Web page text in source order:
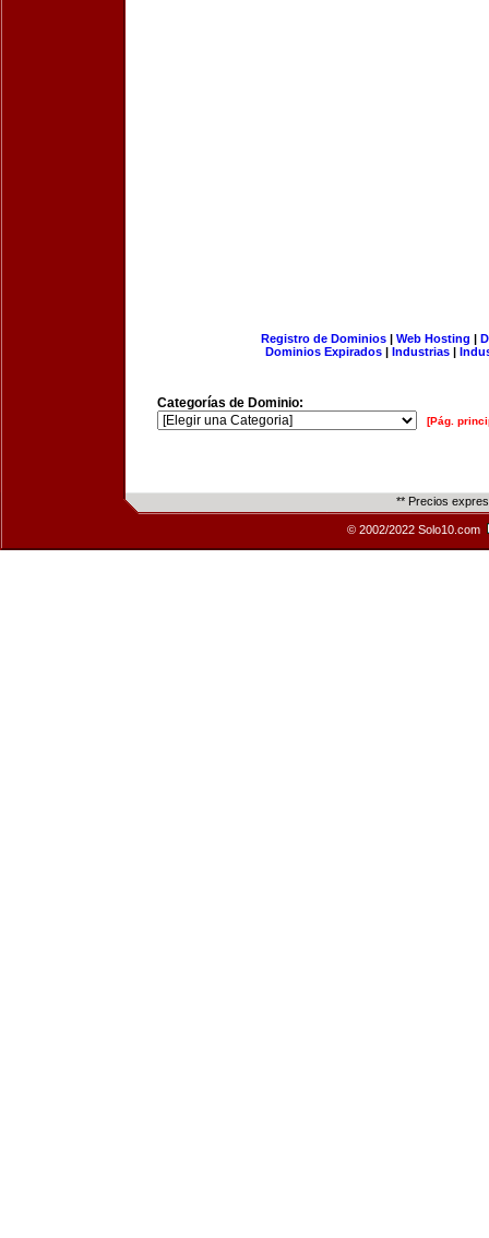
Registro de Dominios| Web Hosting |
Dominios Expirados | Industrias |
Categorías de Dominio:
[Pág.
** Precios
© 2002/2022 Solo10.com